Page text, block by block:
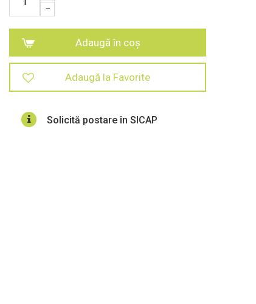
−
Adaugă în coș
Adaugă la Favorite
Solicită postare în SICAP